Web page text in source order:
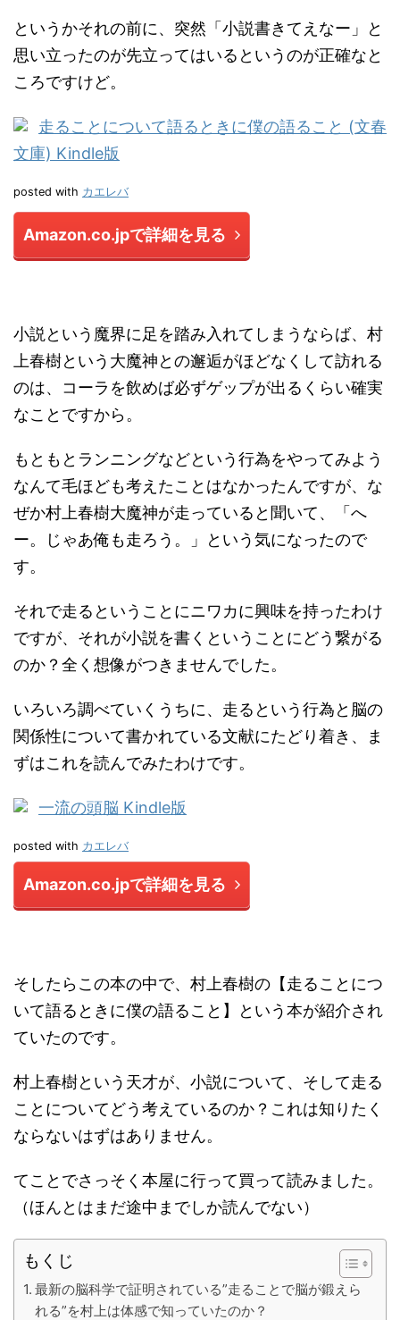
というかそれの前に、突然「小説書きてえなー」と
思い立ったのが先立ってはいるというのが正確なと
ころですけど。
走ることについて語るときに僕の語ること (文春
文庫) Kindle版
posted with カエレバ
Amazon.co.jpで詳細を見る
小説という魔界に足を踏み入れてしまうならば、村
上春樹という大魔神との邂逅がほどなくして訪れる
のは、コーラを飲めば必ずゲップが出るくらい確実
なことですから。
もともとランニングなどという行為をやってみよう
なんて毛ほども考えたことはなかったんですが、な
ぜか村上春樹大魔神が走っていると聞いて、「へ
ー。じゃあ俺も走ろう。」という気になったので
す。
それで走るということにニワカに興味を持ったわけ
ですが、それが小説を書くということにどう繋がる
のか？全く想像がつきませんでした。
いろいろ調べていくうちに、走るという行為と脳の
関係性について書かれている文献にたどり着き、ま
ずはこれを読んでみたわけです。
一流の頭脳 Kindle版
posted with カエレバ
Amazon.co.jpで詳細を見る
そしたらこの本の中で、村上春樹の【走ることにつ
いて語るときに僕の語ること】という本が紹介され
ていたのです。
村上春樹という天才が、小説について、そして走る
ことについてどう考えているのか？これは知りたく
ならないはずはありません。
てことでさっそく本屋に行って買って読みました。
（ほんとはまだ途中までしか読んでない）
もくじ
最新の脳科学で証明されている”走ることで脳が鍛えら
れる”を村上は体感で知っていたのか？